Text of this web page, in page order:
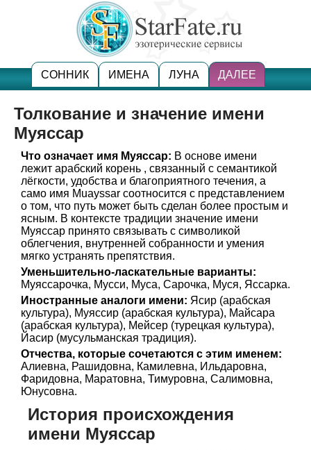
СОННИК ИМЕНА ЛУНА ДАЛЕЕ
Толкование и значение имени
Муяссар
Что означает имя Муяссар: В основе имени
лежит арабский корень , связанный с семантикой
лёгкости, удобства и благоприятного течения, а
само имя Muayssar соотносится с представлением
о том, что путь может быть сделан более простым и
ясным. В контексте традиции значение имени
Муяссар принято связывать с символикой
облегчения, внутренней собранности и умения
мягко устранять препятствия.
Уменьшительно-ласкательные варианты:
Муяссарочка, Мусси, Муса, Сарочка, Муся, Яссарка.
Иностранные аналоги имени: Ясир (арабская
культура), Муяссир (арабская культура), Майсара
(арабская культура), Мейсер (турецкая культура),
Йасир (мусульманская традиция).
Отчества, которые сочетаются с этим именем:
Алиевна, Рашидовна, Камилевна, Ильдаровна,
Фаридовна, Маратовна, Тимуровна, Салимовна,
Юнусовна.
История происхождения
имени Муяссар